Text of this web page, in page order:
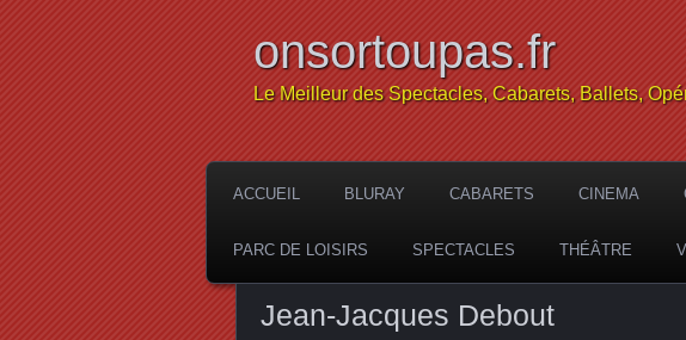
onsortoupas.fr
Le Meilleur des Spectacles, Cabarets, Ballets,
ACCUEIL BLURAY CABARETS CINEMA
PARC DE LOISIRS SPECTACLES THÉÂTRE
Jean-Jacques Debout